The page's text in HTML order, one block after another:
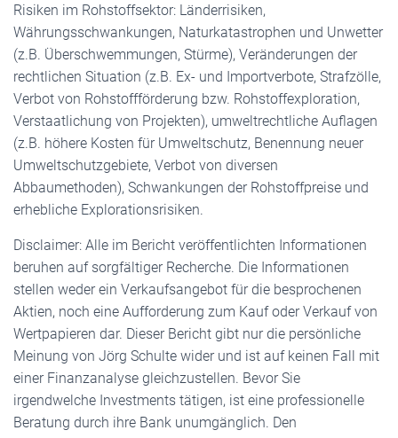
Risiken im Rohstoffsektor: Länderrisiken,
Währungsschwankungen, Naturkatastrophen und Unwetter
(z.B. Überschwemmungen, Stürme), Veränderungen der
rechtlichen Situation (z.B. Ex- und Importverbote, Strafzölle,
Verbot von Rohstoffförderung bzw. Rohstoffexploration,
Verstaatlichung von Projekten), umweltrechtliche Auflagen
(z.B. höhere Kosten für Umweltschutz, Benennung neuer
Umweltschutzgebiete, Verbot von diversen
Abbaumethoden), Schwankungen der Rohstoffpreise und
erhebliche Explorationsrisiken.
Disclaimer: Alle im Bericht veröffentlichten Informationen
beruhen auf sorgfältiger Recherche. Die Informationen
stellen weder ein Verkaufsangebot für die besprochenen
Aktien, noch eine Aufforderung zum Kauf oder Verkauf von
Wertpapieren dar. Dieser Bericht gibt nur die persönliche
Meinung von Jörg Schulte wider und ist auf keinen Fall mit
einer Finanzanalyse gleichzustellen. Bevor Sie
irgendwelche Investments tätigen, ist eine professionelle
Beratung durch ihre Bank unumgänglich. Den